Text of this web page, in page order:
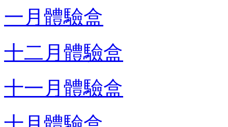
一月體驗盒
十二月體驗盒
十一月體驗盒